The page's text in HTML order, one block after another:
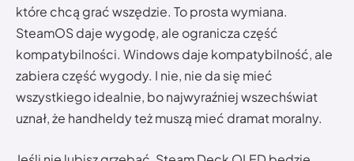
które chcą grać wszędzie. To prosta wymiana.
SteamOS daje wygodę, ale ogranicza część
kompatybilności. Windows daje kompatybilność, ale
zabiera część wygody. I nie, nie da się mieć
wszystkiego idealnie, bo najwyraźniej wszechświat
uznał, że handheldy też muszą mieć dramat moralny.